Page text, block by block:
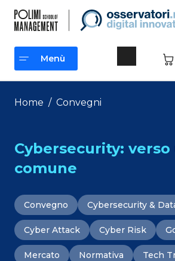
contenuto
Menù
Menù
Home / Convegni
Cybersecurity:
comune
Convegno Cybersecurity &
Cyber Attack Cyber Risk
Mercato Normativa Tech